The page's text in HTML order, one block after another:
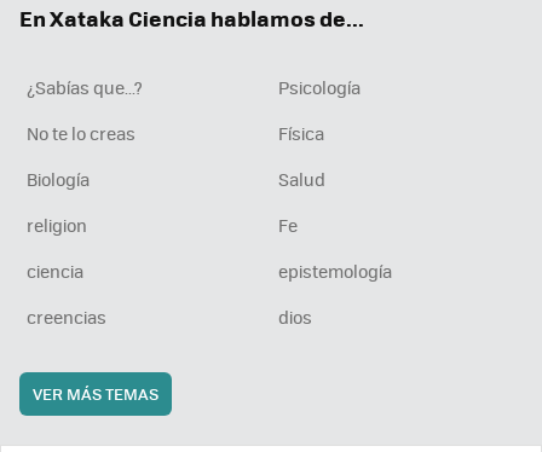
En Xataka Ciencia hablamos de...
¿Sabías que...?
Psicología
No te lo creas
Física
Biología
Salud
religion
Fe
ciencia
epistemología
creencias
dios
VER MÁS TEMAS